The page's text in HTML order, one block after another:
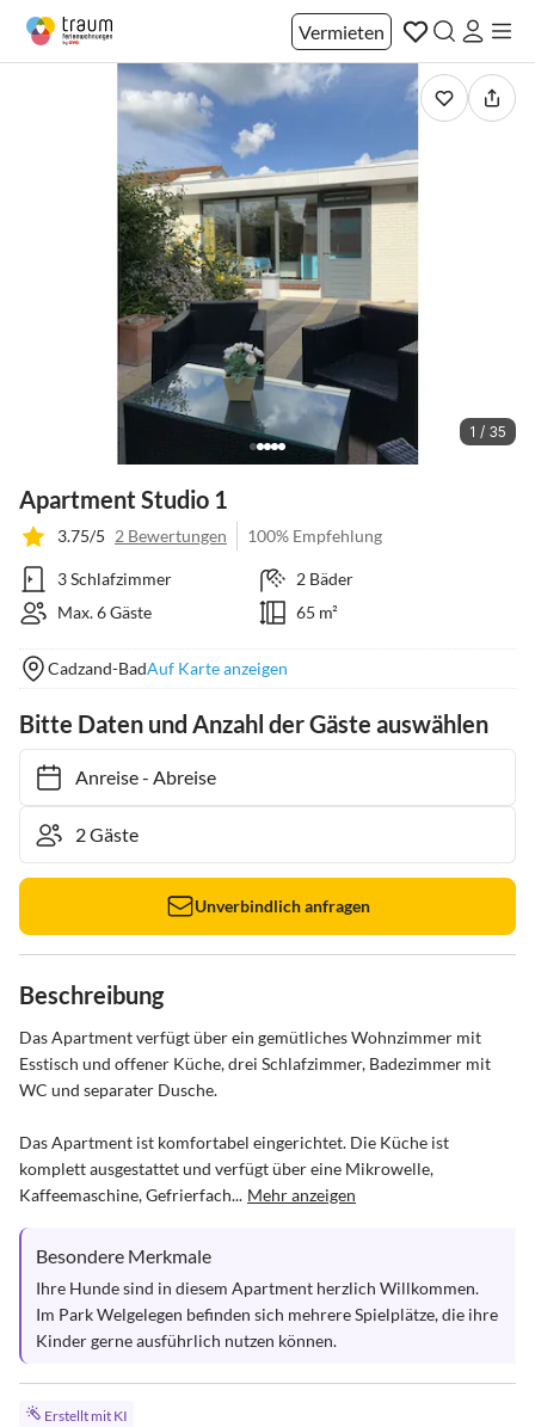
Vermieten
1 / 35
Apartment Studio 1
3.75/5 2 Bewertungen 100% Empfehlung
3 Schlafzimmer
2 Bäder
Max. 6 Gäste
65 m²
Cadzand-BadAuf Karte anzeigen
Bitte Daten und Anzahl der Gäste auswählen
Anreise- Abreise
Unverbindlich anfragen
Beschreibung
Das Apartment verfügt über ein gemütliches Wohnzimmer mit
Esstisch und offener Küche, drei Schlafzimmer, Badezimmer mit
WC und separater Dusche.
Das Apartment ist komfortabel eingerichtet. Die Küche ist
komplett ausgestattet und verfügt über eine Mikrowelle,
Kaffeemaschine, Gefrierfach... Mehr anzeigen
Besondere Merkmale
Ihre Hunde sind in diesem Apartment herzlich Willkommen.
Im Park Welgelegen befinden sich mehrere Spielplätze, die ihre
Kinder gerne ausführlich nutzen können.
Erstellt mit KI